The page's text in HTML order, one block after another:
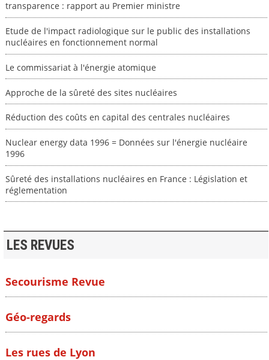
transparence : rapport au Premier ministre
Etude de l'impact radiologique sur le public des installations
nucléaires en fonctionnement normal
Le commissariat à l'énergie atomique
Approche de la sûreté des sites nucléaires
Réduction des coûts en capital des centrales nucléaires
Nuclear energy data 1996 = Données sur l'énergie nucléaire
1996
Sûreté des installations nucléaires en France : Législation et
réglementation
LES REVUES
Secourisme Revue
Géo-regards
Les rues de Lyon